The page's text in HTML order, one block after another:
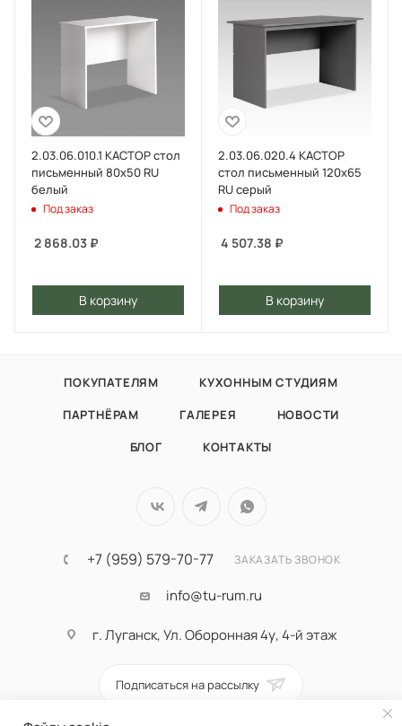
2.03.06.010.1 КАСТОР стол
письменный 80х50 RU
белый
Под заказ
2 868.03 ₽
В корзину
2.03.06.020.4 КАСТОР
стол письменный 120х65
RU серый
Под заказ
4 507.38 ₽
В корзину
ПОКУПАТЕЛЯМ
КУХОННЫМ СТУДИЯМ
ПАРТНЁРАМ
ГАЛЕРЕЯ
НОВОСТИ
БЛОГ
КОНТАКТЫ
+7 (959) 579-70-77 ЗАКАЗАТЬ ЗВОНОК
info@tu-rum.ru
г. Луганск, Ул. Оборонная 4у, 4-й этаж
Подписаться на рассылку